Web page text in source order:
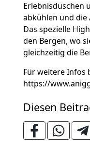
Erlebnisduschen
abkühlen und
Das spezielle
den Bergen, wo
gleichzeitig die
Für weitere Infos
https://
Diesen